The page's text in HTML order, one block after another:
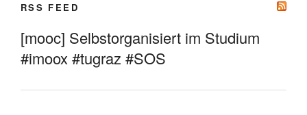
RSS FEED
[mooc] Selbstorganisiert im Studium
#imoox #tugraz #SOS